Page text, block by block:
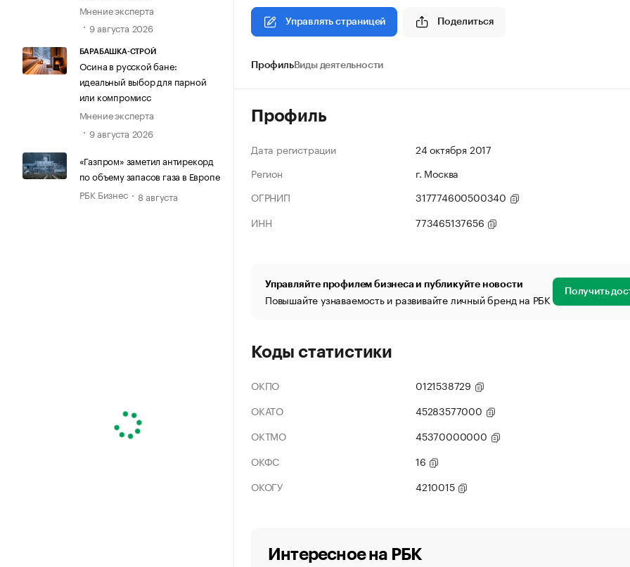
Мнение эксперта
9 августа 2026
БАРАБАШКА-СТРОЙ
Осина в русской бане:
идеальный выбор для парной
или компромисс
Мнение эксперта
9 августа 2026
«Газпром» заметил антирекорд
по объему запасов газа в Европе
РБК Бизнес
8 августа
Управлять страницей Поделиться
ПрофильВиды деятельности
Профиль
Дата регистрации
24 октября 2017
Регион
г. Москва
ОГРНИП
317774600500340
ИНН
773465137656
Управляйте профилем бизнеса и публикуйте новости
Повышайте узнаваемость и развивайте личный бренд на РБК Получить
Коды статистики
ОКПО
0121538729
ОКАТО
45283577000
ОКТМО
45370000000
ОКФС
16
ОКОГУ
4210015
Интересное на РБК